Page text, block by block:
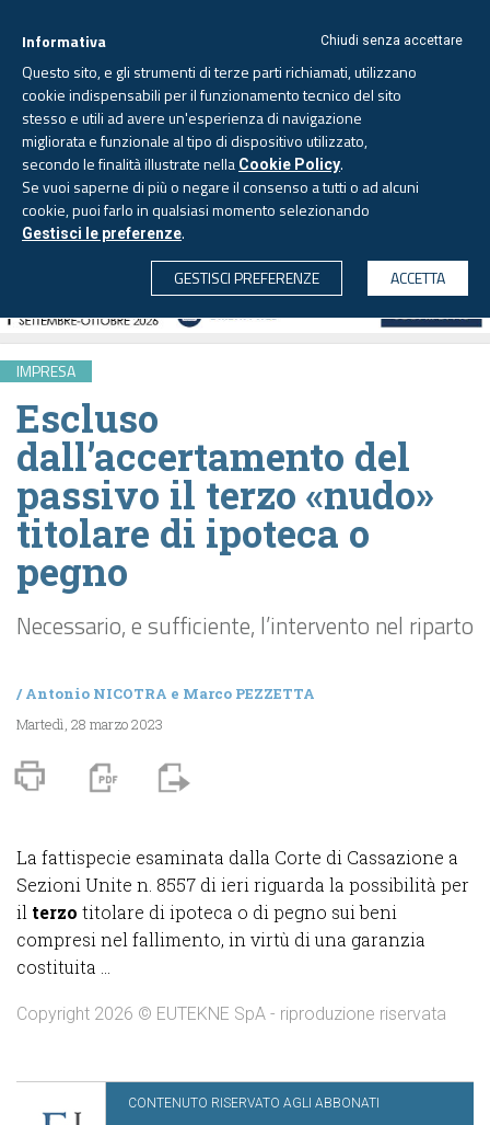
CERCA
Venerdì, 7 agosto 2026 - Aggiornato alle 6.00
IMPRESA
Escluso
dall’accertamento del
passivo il terzo «nudo»
titolare di ipoteca o
pegno
Necessario, e sufficiente, l’intervento nel riparto
/Antonio NICOTRA e Marco PEZZETTA
Martedì, 28 marzo 2023
La fattispecie esaminata dalla Corte di Cassazione a
Sezioni Unite n. 8557 di ieri riguarda la possibilità per
il terzo titolare di ipoteca o di pegno sui beni
compresi nel fallimento, in virtù di una garanzia
costituita ...
Copyright 2026 © EUTEKNE SpA - riproduzione riservata
CONTENUTO RISERVATO AGLI ABBONATI
Chiudi senza accettare
Informativa
Questo sito, e gli strumenti di terze parti richiamati, utilizzano
cookie indispensabili per il funzionamento tecnico del sito
stesso e utili ad avere un'esperienza di navigazione
migliorata e funzionale al tipo di dispositivo utilizzato,
secondo le finalità illustrate nella Cookie Policy.
Se vuoi saperne di più o negare il consenso a tutti o ad alcuni
cookie, puoi farlo in qualsiasi momento selezionando
Gestisci le preferenze.
GESTISCI PREFERENZE
ACCETTA